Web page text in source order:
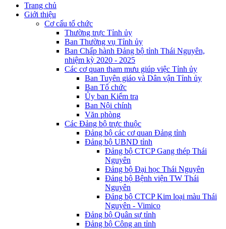
Trang chủ
Giới thiệu
Cơ cấu tổ chức
Thường trực Tỉnh ủy
Ban Thường vụ Tỉnh ủy
Ban Chấp hành Đảng bộ tỉnh Thái Nguyên,
nhiệm kỳ 2020 - 2025
Các cơ quan tham mưu giúp việc Tỉnh ủy
Ban Tuyên giáo và Dân vận Tỉnh ủy
Ban Tổ chức
Ủy ban Kiểm tra
Ban Nội chính
Văn phòng
Các Đảng bộ trực thuộc
Đảng bộ các cơ quan Đảng tỉnh
Đảng bộ UBND tỉnh
Đảng bộ CTCP Gang thép Thái
Nguyên
Đảng bộ Đại học Thái Nguyên
Đảng bộ Bệnh viện TW Thái
Nguyên
Đảng bộ CTCP Kim loại màu Thái
Nguyên - Vimico
Đảng bộ Quân sự tỉnh
Đảng bộ Công an tỉnh